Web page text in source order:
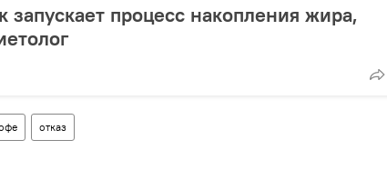
запускает процесс накопления жира,
отказ